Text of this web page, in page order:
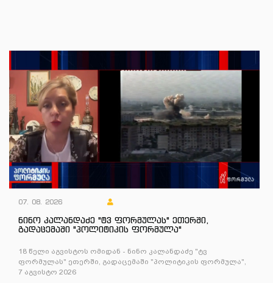
07. 08. 2026
ნინო კალანდაძე "ტვ ფორმულას" ეთერში,
გადაცემაში "პოლიტიკის ფორმულა"
18 წელი აგვისტოს ომიდან - ნინო კალანდაძე "ტვ
ფორმულას" ეთერში, გადაცემაში "პოლიტიკის ფორმულა",
7 აგვისტო 2026